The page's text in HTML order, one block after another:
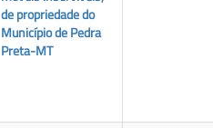
de propriedade do
Município de Pedra
Preta-MT